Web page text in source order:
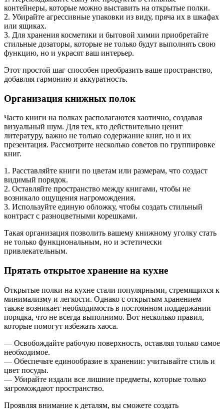
контейнеры, которые можно выставить на открытые полки.
2. Убирайте агрессивные упаковки из виду, пряча их в шкафах
или ящиках.
3. Для хранения косметики и бытовой химии приобретайте
стильные дозаторы, которые не только будут выполнять свою
функцию, но и украсят ваш интерьер.
Этот простой шаг способен преобразить ваше пространство,
добавляя гармонию и аккуратность.
Организация книжных полок
Часто книги на полках располагаются хаотично, создавая
визуальный шум. Для тех, кто действительно ценит
литературу, важно не только содержание книг, но и их
презентация. Рассмотрите несколько советов по группировке
книг.
1. Расставляйте книги по цветам или размерам, что создаст
видимый порядок.
2. Оставляйте пространство между книгами, чтобы не
возникало ощущения нагромождения.
3. Используйте единую обложку, чтобы создать стильный
контраст с разноцветными корешками.
Такая организация позволить вашему книжному уголку стать
не только функциональным, но и эстетически
привлекательным.
Прятать открытое хранение на кухне
Открытые полки на кухне стали популярными, стремящихся к
минимализму и легкости. Однако с открытым хранением
также возникает необходимость в постоянном поддержании
порядка, что не всегда выполнимо. Вот несколько правил,
которые помогут избежать хаоса.
— Освобождайте рабочую поверхность, оставляя только самое
необходимое.
— Обеспечьте единообразие в хранении: учитывайте стиль и
цвет посуды.
— Убирайте издали все лишние предметы, которые только
загромождают пространство.
Проявляя внимание к деталям, вы сможете создать